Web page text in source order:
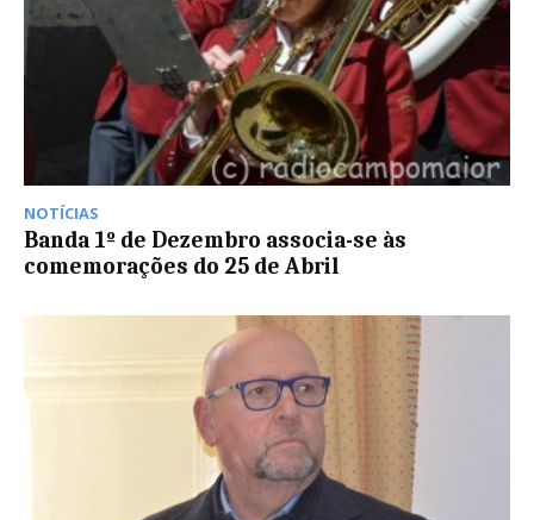
NOTÍCIAS
Banda 1º de Dezembro associa-se às
comemorações do 25 de Abril